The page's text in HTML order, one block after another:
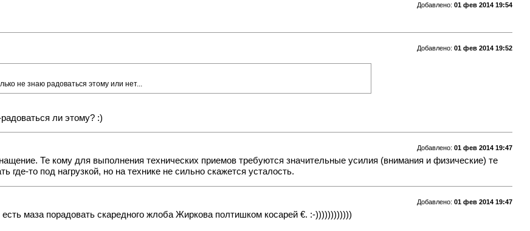
Добавлено: 01 фев 2014 19:54
Добавлено: 01 фев 2014 19:52
не знаю радоваться этому или нет...
ли этому? :)
Добавлено: 01 фев 2014 19:47
Те кому для выполнения технических приемов требуются значительные усилия (внимания и физические) те
где-то под нагрузкой, но на технике не сильно скажется усталость.
Добавлено: 01 фев 2014 19:47
маза порадовать скаредного жлоба Жиркова полтишком косарей €. :-))))))))))))